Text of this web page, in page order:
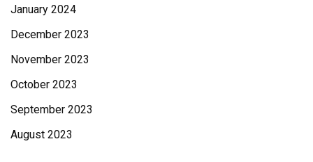
January 2024
December 2023
November 2023
October 2023
September 2023
August 2023